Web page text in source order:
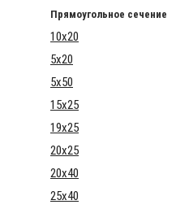
Прямоугольное сечение
10x20
5x20
5x50
15x25
19x25
20x25
20x40
25x40